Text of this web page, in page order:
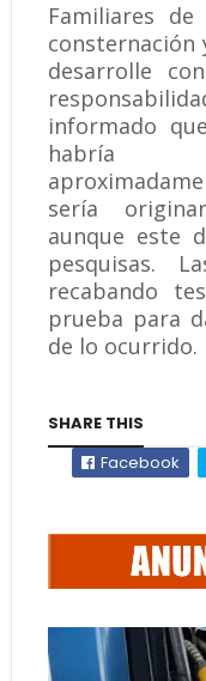
Familiares
consternación
desarrolle
informado
habría
sería
aunque este
pesquisas.
recabando
prueba para
de lo ocurrido.
SHARE THIS
Facebook